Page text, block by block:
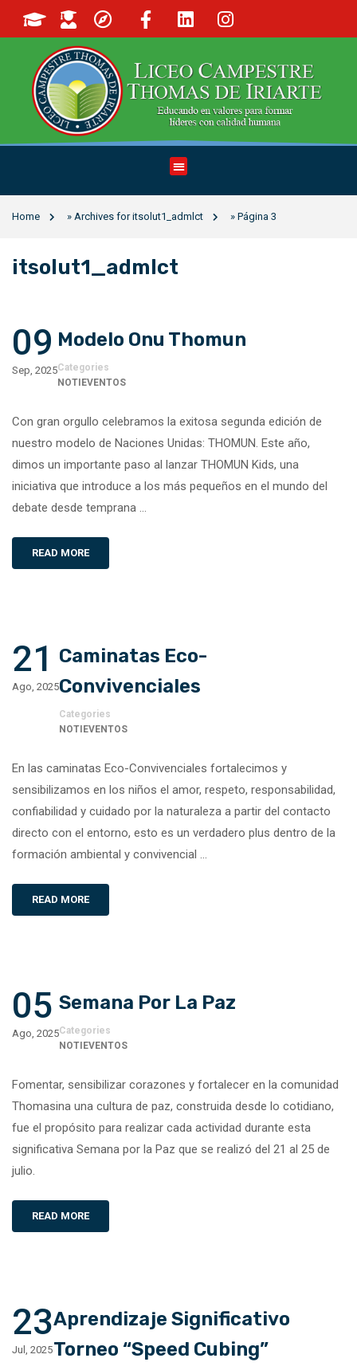
Home » Archives for itsolut1_admlct » Página 3
itsolut1_admlct
09
Sep, 2025
Modelo Onu Thomun
Categories
NOTIEVENTOS
Con gran orgullo celebramos la exitosa segunda edición de
nuestro modelo de Naciones Unidas: THOMUN. Este año,
dimos un importante paso al lanzar THOMUN Kids, una
iniciativa que introduce a los más pequeños en el mundo del
debate desde temprana …
READ MORE
21
Ago, 2025
Caminatas Eco-
Convivenciales
Categories
NOTIEVENTOS
En las caminatas Eco-Convivenciales fortalecimos y
sensibilizamos en los niños el amor, respeto, responsabilidad,
confiabilidad y cuidado por la naturaleza a partir del contacto
directo con el entorno, esto es un verdadero plus dentro de la
formación ambiental y convivencial …
READ MORE
05
Ago, 2025
Semana Por La Paz
Categories
NOTIEVENTOS
Fomentar, sensibilizar corazones y fortalecer en la comunidad
Thomasina una cultura de paz, construida desde lo cotidiano,
fue el propósito para realizar cada actividad durante esta
significativa Semana por la Paz que se realizó del 21 al 25 de
julio.
READ MORE
23
Jul, 2025
Aprendizaje Significativo
Torneo “Speed Cubing”